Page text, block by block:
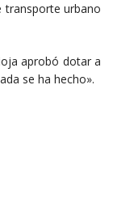
transporte urbano
aprobó dotar a
se ha hecho».